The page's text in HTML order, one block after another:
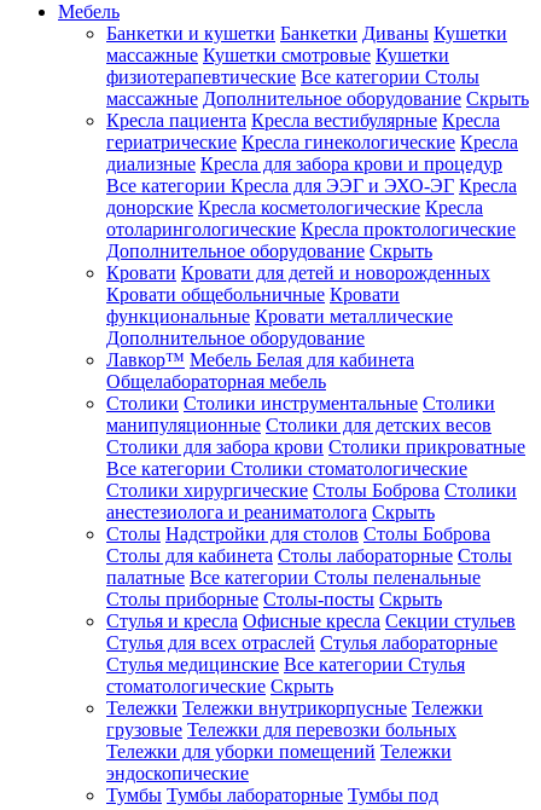
Мебель
Банкетки и кушетки Банкетки Диваны Кушетки
массажные Кушетки смотровые Кушетки
физиотерапевтические Все категории Столы
массажные Дополнительное оборудование Скрыть
Кресла пациента Кресла вестибулярные Кресла
гериатрические Кресла гинекологические Кресла
диализные Кресла для забора крови и процедур
Все категории Кресла для ЭЭГ и ЭХО-ЭГ Кресла
донорские Кресла косметологические Кресла
отоларингологические Кресла проктологические
Дополнительное оборудование Скрыть
Кровати Кровати для детей и новорожденных
Кровати общебольничные Кровати
функциональные Кровати металлические
Дополнительное оборудование
Лавкор™ Мебель Белая для кабинета
Общелабораторная мебель
Столики Столики инструментальные Столики
манипуляционные Столики для детских весов
Столики для забора крови Столики прикроватные
Все категории Столики стоматологические
Столики хирургические Столы Боброва Столики
анестезиолога и реаниматолога Скрыть
Столы Надстройки для столов Столы Боброва
Столы для кабинета Столы лабораторные Столы
палатные Все категории Столы пеленальные
Столы приборные Столы-посты Скрыть
Стулья и кресла Офисные кресла Секции стульев
Стулья для всех отраслей Стулья лабораторные
Стулья медицинские Все категории Стулья
стоматологические Скрыть
Тележки Тележки внутрикорпусные Тележки
грузовые Тележки для перевозки больных
Тележки для уборки помещений Тележки
эндоскопические
Тумбы Тумбы лабораторные Тумбы под